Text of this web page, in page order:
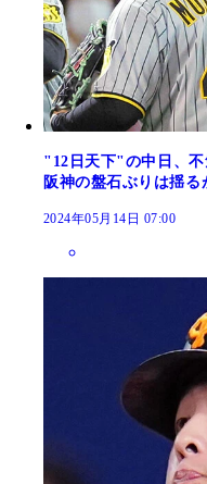
"12日天下"の中日、不
阪神の盤石ぶりは揺る
2024年05月14日 07:00